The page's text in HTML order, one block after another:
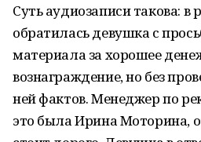
Суть аудиозаписи такова: в
обратилась девушка с
материала за хорошее
вознаграждение, но без
ней фактов. Менеджер по
это была Ирина Моторина,